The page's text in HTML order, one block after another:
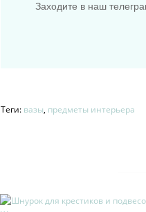
Заходите в наш
Теги: вазы, предметы интерьера